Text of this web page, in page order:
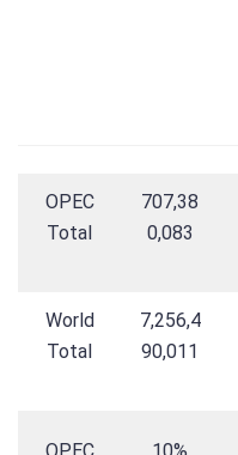
OPEC
Total
707,38
0,083
World
Total
7,256,4
90,011
OPEC 10%